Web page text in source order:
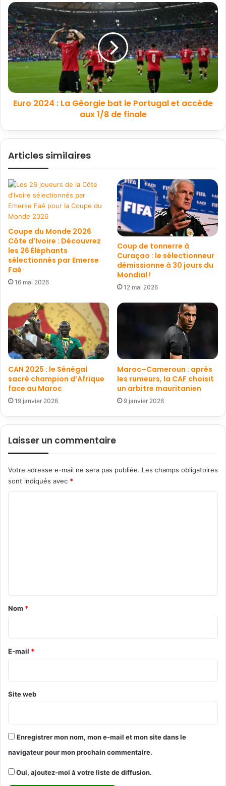
Euro 2024 : La Géorgie bat le Portugal et accède
aux 1/8 de finale
Articles similaires
Coupe du Monde 2026
Côte d’Ivoire : Découvrez
les 26 Éléphants
sélectionnés par Emerse
Faé
16 mai 2026
Coup de tonnerre à
Curaçao : le sélectionneur
démissionne à 30 jours du
Mondial !
12 mai 2026
CAN 2025 : le Sénégal
sacré champion d’Afrique
face au Maroc
19 janvier 2026
Maroc–Cameroun : après
les rumeurs, la CAF choisit
un arbitre mauritanien
9 janvier 2026
Laisser un commentaire
Votre adresse e-mail ne sera pas publiée. Les champs obligatoires
sont indiqués avec *
a
i
r
e
Nom *
E-mail *
Site web
Enregistrer mon nom, mon e-mail et mon site dans le
navigateur pour mon prochain commentaire.
Oui, ajoutez-moi à votre liste de diffusion.